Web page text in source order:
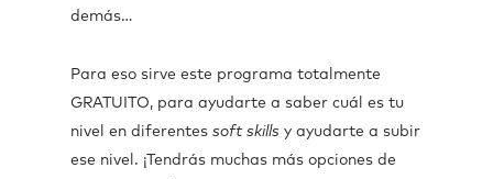
demás…
Para eso sirve este programa totalmente
GRATUITO, para ayudarte a saber cuál es tu
nivel en diferentes soft skills y ayudarte a subir
ese nivel. ¡Tendrás muchas más opciones de